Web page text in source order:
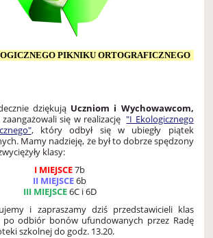
PIKNIKU ORTOGRAFICZNEGO
dziękują Uczniom i Wychowawcom,
się w realizację"I Ekologicznego
, który odbył się w ubiegły piątek
Mamy nadzieję, że był to dobrze spędzony
klasy:
I MIEJSCE7b
II MIEJSCE6b
III MIEJSCE6C i 6D
i zapraszamy dziś przedstawicieli klas
po odbiór bonów ufundowanych przez Radę
szkolnej do godz. 13.20.